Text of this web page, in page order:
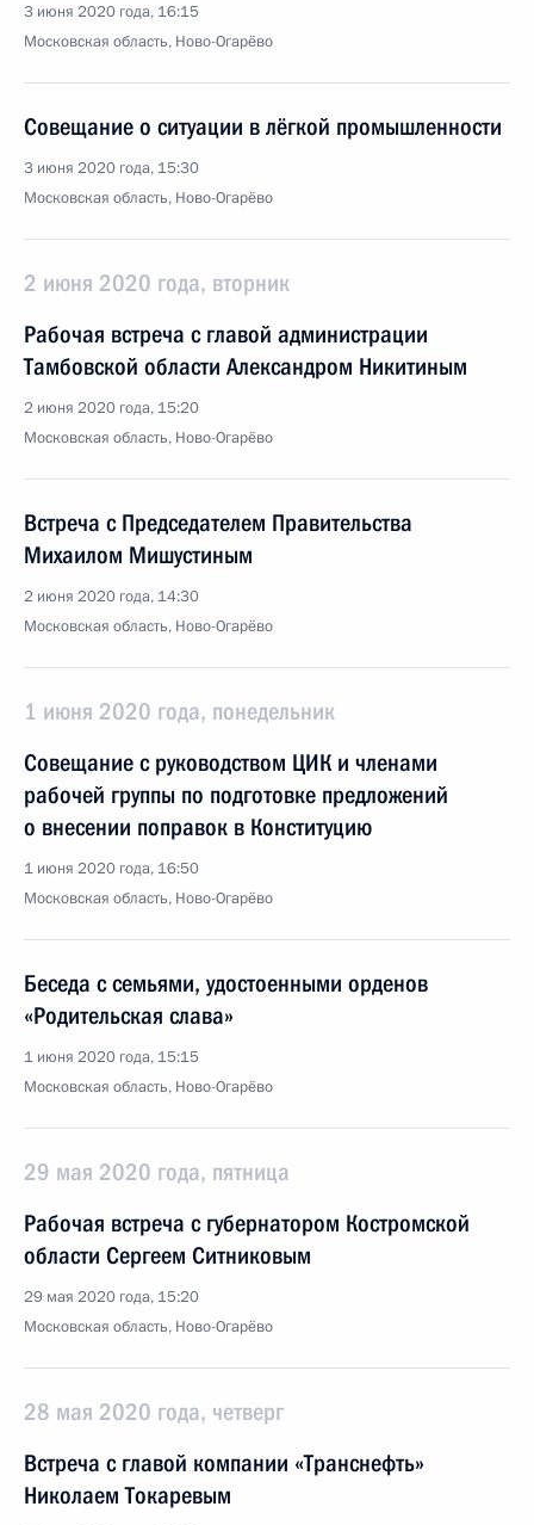
3 июня 2020 года, 16:15
Московская область, Ново-Огарёво
Совещание о ситуации в лёгкой промышленности
3 июня 2020 года, 15:30
Московская область, Ново-Огарёво
2 июня 2020 года, вторник
Рабочая встреча с главой администрации
Тамбовской области Александром Никитиным
2 июня 2020 года, 15:20
Московская область, Ново-Огарёво
Встреча с Председателем Правительства
Михаилом Мишустиным
2 июня 2020 года, 14:30
Московская область, Ново-Огарёво
1 июня 2020 года, понедельник
Совещание с руководством ЦИК и членами
рабочей группы по подготовке предложений
о внесении поправок в Конституцию
1 июня 2020 года, 16:50
Московская область, Ново-Огарёво
Беседа с семьями, удостоенными орденов
«Родительская слава»
1 июня 2020 года, 15:15
Московская область, Ново-Огарёво
29 мая 2020 года, пятница
Рабочая встреча с губернатором Костромской
области Сергеем Ситниковым
29 мая 2020 года, 15:20
Московская область, Ново-Огарёво
28 мая 2020 года, четверг
Встреча с главой компании «Транснефть»
Николаем Токаревым